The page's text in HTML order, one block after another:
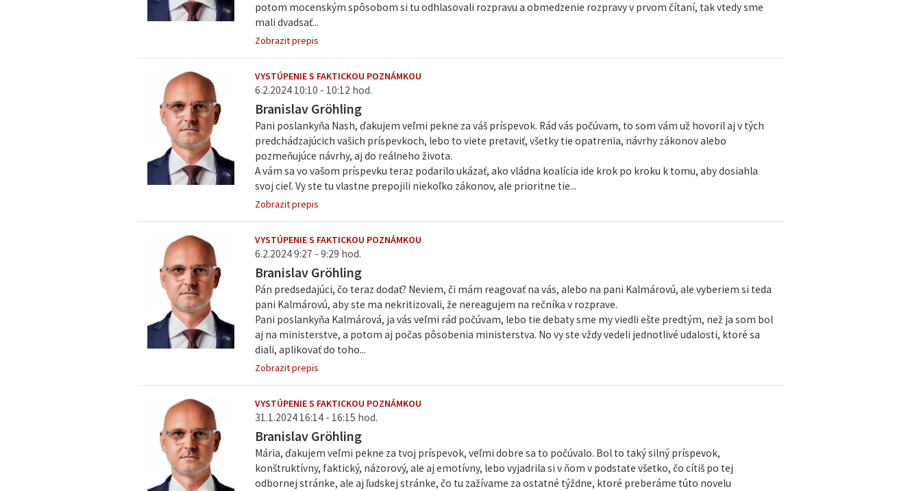
potom mocenským spôsobom si tu odhlasovali rozpravu a obmedzenie rozpravy v prvom čítaní, tak vtedy sme
mali dvadsať...
Zobrazit prepis
VYSTÚPENIE S FAKTICKOU POZNÁMKOU
6.2.2024 10:10 - 10:12 hod.
Branislav Gröhling
Pani poslankyňa Nash, ďakujem veľmi pekne za váš príspevok. Rád vás počúvam, to som vám už hovoril aj v tých
predchádzajúcich vašich príspevkoch, lebo to viete pretaviť, všetky tie opatrenia, návrhy zákonov alebo
pozmeňujúce návrhy, aj do reálneho života.
A vám sa vo vašom príspevku teraz podarilo ukázať, ako vládna koalícia ide krok po kroku k tomu, aby dosiahla
svoj cieľ. Vy ste tu vlastne prepojili niekoľko zákonov, ale prioritne tie...
Zobrazit prepis
VYSTÚPENIE S FAKTICKOU POZNÁMKOU
6.2.2024 9:27 - 9:29 hod.
Branislav Gröhling
Pán predsedajúci, čo teraz dodať? Neviem, či mám reagovať na vás, alebo na pani Kalmárovú, ale vyberiem si teda
pani Kalmárovú, aby ste ma nekritizovali, že nereagujem na rečníka v rozprave.
Pani poslankyňa Kalmárová, ja vás veľmi rád počúvam, lebo tie debaty sme my viedli ešte predtým, než ja som bol
aj na ministerstve, a potom aj počas pôsobenia ministerstva. No vy ste vždy vedeli jednotlivé udalosti, ktoré sa
diali, aplikovať do toho...
Zobrazit prepis
VYSTÚPENIE S FAKTICKOU POZNÁMKOU
31.1.2024 16:14 - 16:15 hod.
Branislav Gröhling
Mária, ďakujem veľmi pekne za tvoj príspevok, veľmi dobre sa to počúvalo. Bol to taký silný príspevok,
konštruktívny, faktický, názorový, ale aj emotívny, lebo vyjadrila si v ňom v podstate všetko, čo cítiš po tej
odbornej stránke, ale aj ľudskej stránke, čo tu zažívame za ostatné týždne, ktoré preberáme túto novelu